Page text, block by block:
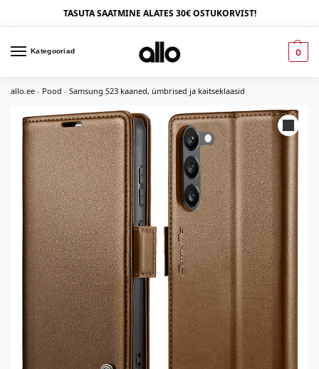
TASUTA SAATMINE ALATES 30€ OSTUKORVIST!
Kategooriad 0
allo.ee - Pood - Samsung S23 kaaned, ümbrised ja kaitseklaasid